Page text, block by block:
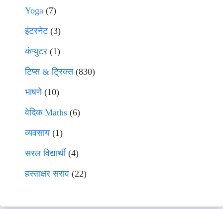
Yoga (7)
इंटरनेट(3)
कंप्युटर (1)
टिप्स & ट्रिक्स(830)
भाषणे(10)
वेदिक Maths (6)
व्यवसाय(1)
सरल विद्यार्थी(4)
हस्ताक्षर सराव (22)